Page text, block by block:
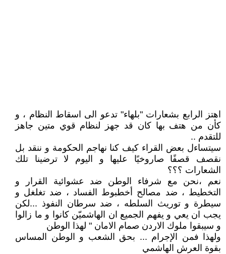
اهتز الرابع بشعارات "بلهاء" تدعو الى اسقاط النظام ، و
كأن من هتف بها كان قد جهز لنظام قوي متين جاهز
للتقدم ..
سيتساءل بعض القراء كيف كنا نهاجم الحكومة و ننقد بل
نقصف قصفًا صاروخيًا عليها و اليوم لا ترضينا تلك
الشعارات ؟؟؟
نعم ،نحن مع شرفاء الوطن ضد عشوائية القرار و
التخطيط ، ضد مصالح أخطبوط الفساد ، ضد تغلغل و
سيطرة و توريث السلطه ، ضد سرطان النفوذ ...لكن
يجب ان يعي و يفهم الجميع ان الهاشميّن كانوا و ما زالوا
و سيبقوا ملوك الاردن صمام الامان " لهذا الوطن
ولهذا فمن الإجرام ... بحق الشعب و الوطن المساس
بقوة العرش الهاشمي